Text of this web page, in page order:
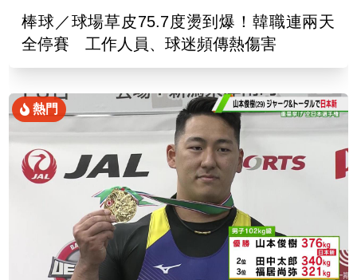
棒球／球場草皮75.7度燙到爆！韓職連兩天
全停賽 工作人員、球迷頻傳熱傷害
熱門